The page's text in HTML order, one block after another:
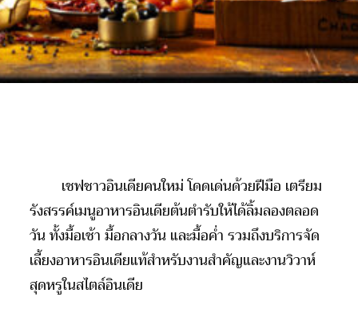
เชฟชาวอินเดียคนใหม่ โดดเด่นด้วยฝีมือ เตรียม
รังสรรค์เมนูอาหารอินเดียต้นตำรับให้ได้ลิ้มลองตลอด
วัน ทั้งมื้อเช้า มื้อกลางวัน และมื้อค่ำ รวมถึงบริการจัด
เลี้ยงอาหารอินเดียแท้สำหรับงานสำคัญและงานวิวาห์
สุดหรูในสไตล์อินเดีย